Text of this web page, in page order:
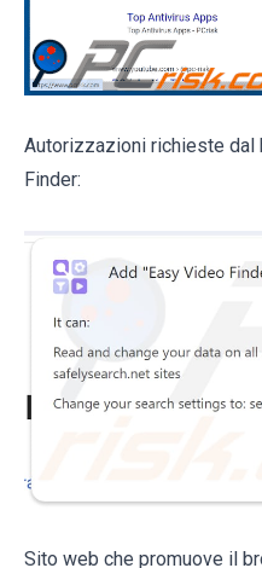
Autorizzazioni richieste dal
Finder:
Sito web che promuove il